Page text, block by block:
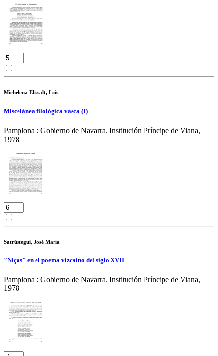
Michelena Elissalt, Luis
Miscelánea filológica vasca (I)
Pamplona : Gobierno de Navarra. Institución Príncipe de Viana,
1978
Satrústegui, José María
"Niças" en el poema vizcaíno del siglo XVII
Pamplona : Gobierno de Navarra. Institución Príncipe de Viana,
1978